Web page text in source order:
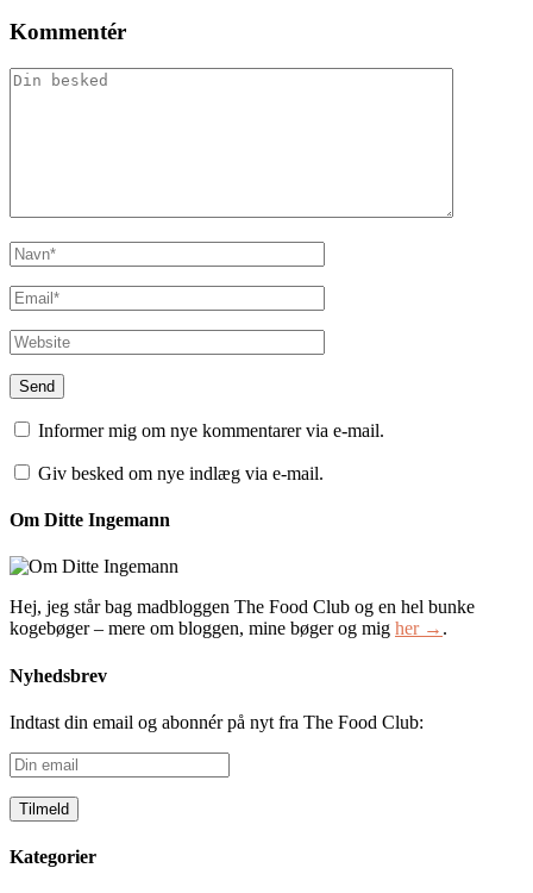
Kommentér
Informer mig om nye kommentarer via e-mail.
Giv besked om nye indlæg via e-mail.
Om Ditte Ingemann
Hej, jeg står bag madbloggen The Food Club og en hel bunke
kogebøger – mere om bloggen, mine bøger og mig her → .
Nyhedsbrev
Indtast din email og abonnér på nyt fra The Food Club:
Din
email
Kategorier